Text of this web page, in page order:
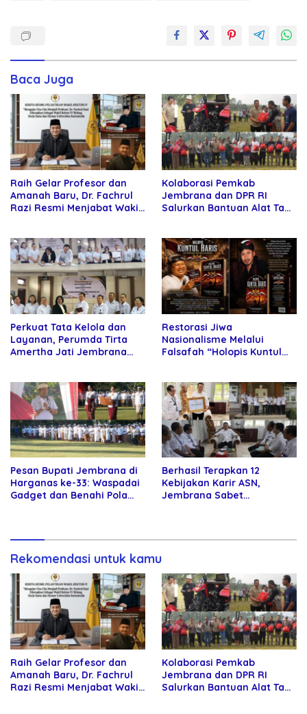
Baca Juga
Raih Gelar Profesor dan
Amanah Baru, Dr. Fachrul
Razi Resmi Menjabat Wakil
Kolaborasi Pemkab
Jembrana dan DPR RI
Salurkan Bantuan Alat Tani
Perkuat Tata Kelola dan
Layanan, Perumda Tirta
Amertha Jati Jembrana
Restorasi Jiwa
Nasionalisme Melalui
Falsafah “Holopis Kuntul
Pesan Bupati Jembrana di
Harganas ke-33: Waspadai
Gadget dan Benahi Pola
Berhasil Terapkan 12
Kebijakan Karir ASN,
Jembrana Sabet
Rekomendasi untuk kamu
Raih Gelar Profesor dan
Amanah Baru, Dr. Fachrul
Razi Resmi Menjabat Wakil
Kolaborasi Pemkab
Jembrana dan DPR RI
Salurkan Bantuan Alat Tani